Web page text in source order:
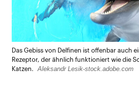
Das Gebiss von Delfinen ist offenbar auch
Rezeptor, der ähnlich funktioniert wie die
Katzen.
Aleksandr Lesik-stock.adobe.com